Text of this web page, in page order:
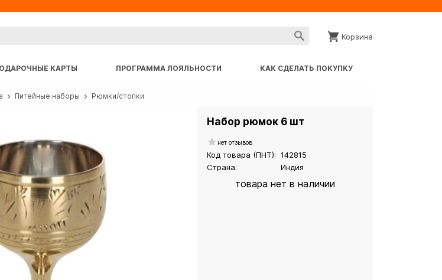
Корзина
КАРТЫ ПРОГРАММА ЛОЯЛЬНОСТИ КАК СДЕЛАТЬ ПОКУПКУ
Питейные наборы Рюмки/стопки
Набор рюмок 6 шт
нет отзывов
Код товара (ПНТ): 142815
Страна:
Индия
товара нет в наличии